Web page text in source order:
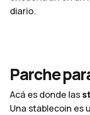
diario.
Parche
Acá es donde las
Una stablecoin es